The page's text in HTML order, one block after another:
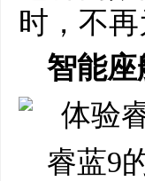
时，不再
智能座
睿蓝9